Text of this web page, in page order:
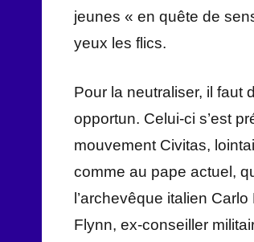
jeunes « en quête de
yeux les flics.
Pour la neutraliser, il faut
opportun. Celui-ci s’est
mouvement Civitas,
comme au pape actuel,
l’archevêque italien
Flynn, ex-conseiller